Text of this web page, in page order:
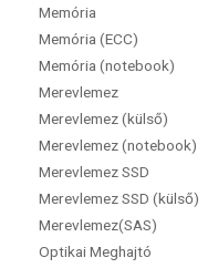
Memória
Memória (ECC)
Memória (notebook)
Merevlemez
Merevlemez (külső)
Merevlemez (notebook)
Merevlemez SSD
Merevlemez SSD (külső)
Merevlemez(SAS)
Optikai Meghajtó